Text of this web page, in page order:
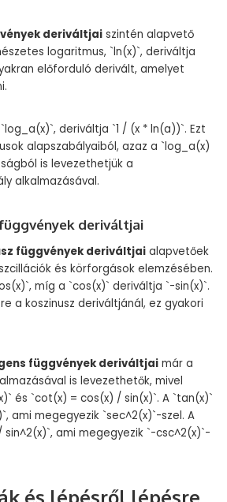
deriváltjai szintén alapvető
logaritmus, `ln(x)`, deriváltja
előforduló derivált, amelyet
deriváltja `1 / (x * ln(a))`. Ezt
alapszabályaiból, azaz a `log_a(x)
is levezethetjük a
alkalmazásával.
deriváltjai
függvények deriváltjai alapvetőek
és körforgások elemzésében.
míg a `cos(x)` deriváltja `-sin(x)`.
a koszinusz deriváltjánál, ez gyakori
függvények deriváltjai már a
is levezethetők, mivel
és `cot(x) = cos(x) / sin(x)`. A `tan(x)`
ami megegyezik `sec^2(x)`-szel. A
ami megegyezik `-csc^2(x)`-
és lépésről lépésre